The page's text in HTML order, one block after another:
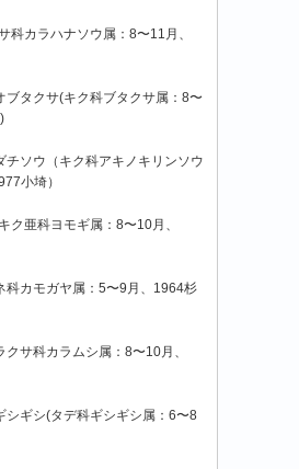
科カラハナソウ属：8〜11月、
ブタクサ(キク科ブタクサ属：8〜
チソウ（キク科アキノキリンソウ
小埼）
ク亜科ヨモギ属：8〜10月、
科カモガヤ属：5〜9月、1964杉
クサ科カラムシ属：8〜10月、
シギシ(タデ科ギシギシ属：6〜8